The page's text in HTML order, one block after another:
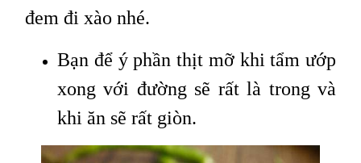
đem đi xào nhé.
Bạn để ý phần thịt mỡ khi tẩm ướp
xong với đường sẽ rất là trong và
khi ăn sẽ rất giòn.